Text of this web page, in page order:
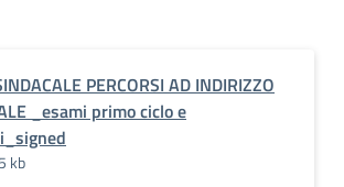
PERCORSI AD INDIRIZZO
_esami primo ciclo e
kb